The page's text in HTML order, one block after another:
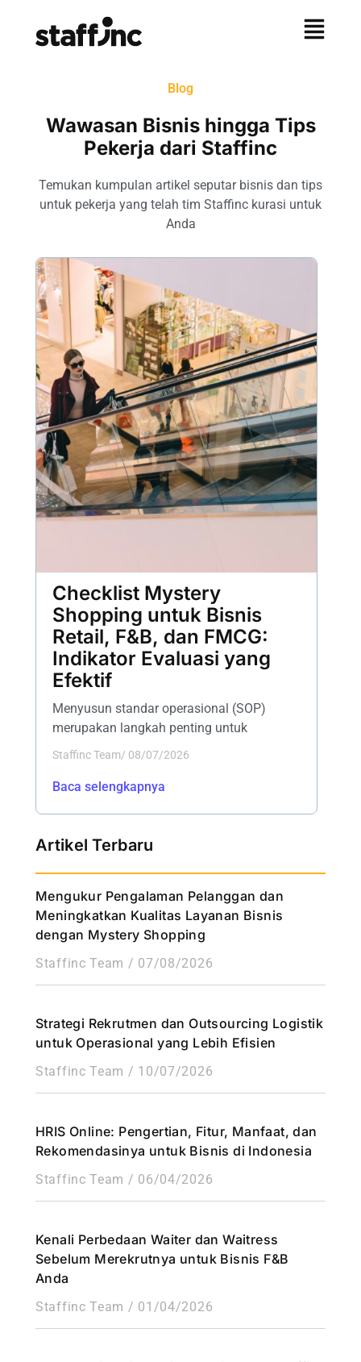
Blog
Wawasan Bisnis hingga Tips
Pekerja dari Staffinc
Temukan kumpulan artikel seputar bisnis dan tips
untuk pekerja yang telah tim Staffinc kurasi untuk
Anda
Checklist Mystery
Shopping untuk Bisnis
Retail, F&B, dan FMCG:
Indikator Evaluasi yang
Efektif
Menyusun standar operasional (SOP)
merupakan langkah penting untuk
Staffinc Team/ 08/07/2026
Baca selengkapnya
Artikel Terbaru
Mengukur Pengalaman Pelanggan dan
Meningkatkan Kualitas Layanan Bisnis
dengan Mystery Shopping
Staffinc Team 07/08/2026
Strategi Rekrutmen dan Outsourcing Logistik
untuk Operasional yang Lebih Efisien
Staffinc Team 10/07/2026
HRIS Online: Pengertian, Fitur, Manfaat, dan
Rekomendasinya untuk Bisnis di Indonesia
Staffinc Team 06/04/2026
Kenali Perbedaan Waiter dan Waitress
Sebelum Merekrutnya untuk Bisnis F&B
Anda
Staffinc Team 01/04/2026